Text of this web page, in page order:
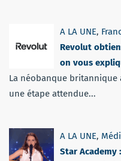
A LA UNE,
Revolut
on vous
La néobanque britannique
une étape attendue...
A LA UNE,
Star Academy